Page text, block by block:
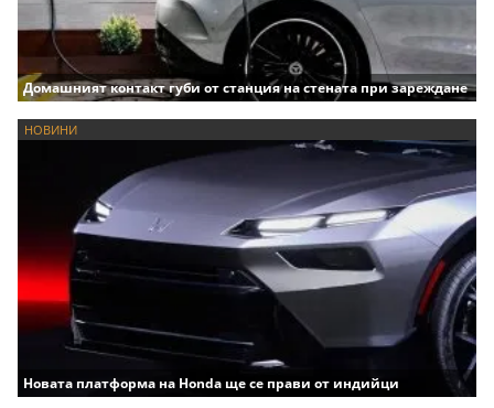
Домашният контакт губи от станция на стената при зареждане
НОВИНИ
Новата платформа на Honda ще се прави от индийци